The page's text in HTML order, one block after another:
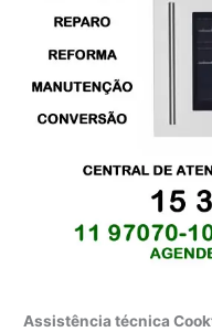
Assistência técnica